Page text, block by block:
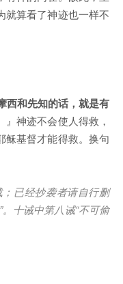
就算看了神迹也一样不
西和先知的话，就是有
』神迹不会使人得救，
稣基督才能得救。换句
已经抄袭者请自行删
。十诫中第八诫“不可偷